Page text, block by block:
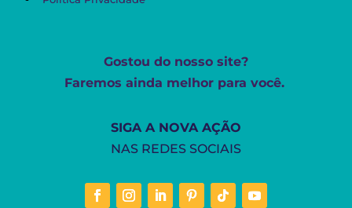
Gostou do nosso site?
Faremos ainda melhor para você.
SIGA A NOVA AÇÃO
NAS REDES SOCIAIS